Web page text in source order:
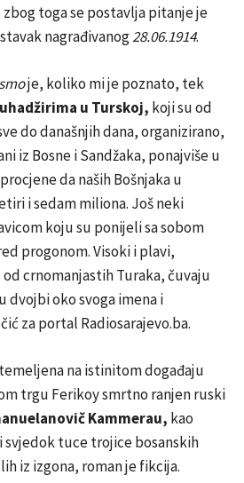
toga se postavlja pitanje je
nagrađivanog28.06.1914.
je, koliko mi je poznato, tek
u Turskoj, koji su od
do današnjih dana, organizirano,
iz Bosne i Sandžaka, ponajviše u
da naših Bošnjaka u
i sedam miliona. Još neki
koju su ponijeli sa sobom
progonom. Visoki i plavi,
crnomanjastih Turaka, čuvaju
oko svoga imena i
za portal Radiosarajevo.ba.
na istinitom događaju
trgu Ferikoy smrtno ranjen ruski
Kammerau, kao
svjedok tuce trojice bosanskih
iz izgona, roman je fikcija.